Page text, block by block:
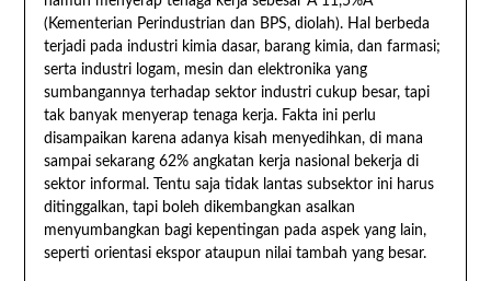
(Kementerian Perindustrian dan BPS, diolah). Hal berbeda
terjadi pada industri kimia dasar, barang kimia, dan farmasi;
serta industri logam, mesin dan elektronika yang
sumbangannya terhadap sektor industri cukup besar, tapi
tak banyak menyerap tenaga kerja. Fakta ini perlu
disampaikan karena adanya kisah menyedihkan, di mana
sampai sekarang 62% angkatan kerja nasional bekerja di
sektor informal. Tentu saja tidak lantas subsektor ini harus
ditinggalkan, tapi boleh dikembangkan asalkan
menyumbangkan bagi kepentingan pada aspek yang lain,
seperti orientasi ekspor ataupun nilai tambah yang besar.